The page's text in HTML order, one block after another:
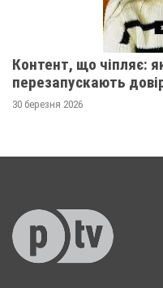
Контент, що чіпляє:
перезапускають
30 березня 2026